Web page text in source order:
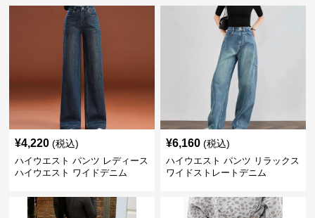
¥4,220 (税込)
ハイウエスト パンツ レディース
ハイウエスト ワイドデニム
¥6,160 (税込)
ハイウエスト パンツ リラックス
ワイドストレートデニム